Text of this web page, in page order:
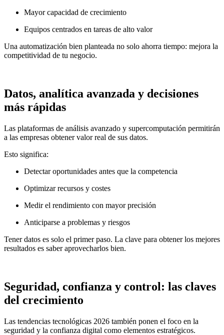
Mayor capacidad de crecimiento
Equipos centrados en tareas de alto valor
Una automatización bien planteada no solo ahorra tiempo: mejora la
competitividad de tu negocio.
Datos, analítica avanzada y decisiones
más rápidas
Las plataformas de análisis avanzado y supercomputación permitirán
a las empresas obtener valor real de sus datos.
Esto significa:
Detectar oportunidades antes que la competencia
Optimizar recursos y costes
Medir el rendimiento con mayor precisión
Anticiparse a problemas y riesgos
Tener datos es solo el primer paso. La clave para obtener los mejores
resultados es saber aprovecharlos bien.
Seguridad, confianza y control: las claves
del crecimiento
Las tendencias tecnológicas 2026 también ponen el foco en la
seguridad y la confianza digital como elementos estratégicos.